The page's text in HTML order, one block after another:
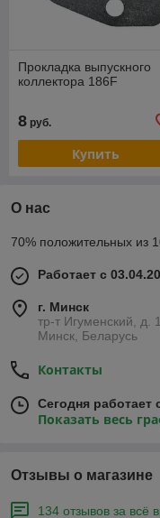
Прокладка выпускного
коллектора 186F
8 руб.
Купить
О нас
70% положительных из
Работает с
г. Минск
тр-т Игуменский, д.
Минск, Беларусь
Контакты
Сегодня работает
Показать весь
Отзывы о магазине
134 отзывов за всё